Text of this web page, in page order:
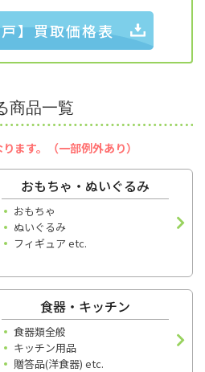
戸】買取価格表
商品一覧
ます。（一部例外あり）
おもちゃ・ぬいぐるみ
おもちゃ
ぬいぐるみ
フィギュア etc.
食器・キッチン
食器類全般
キッチン用品
贈答品(洋食器) etc.